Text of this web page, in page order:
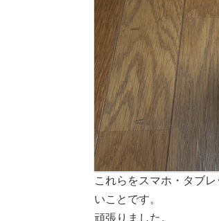
これらをスマホ・タブ
いことです。
頑張りました。